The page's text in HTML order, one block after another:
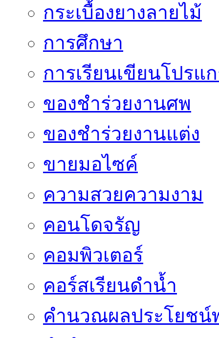
กระเบื้องยางลายไม้
การศึกษา
การเรียนเขียนโปรแ
ของชำร่วยงานศพ
ของชำร่วยงานแต่ง
ขายมอไซค์
ความสวยความงาม
คอนโดจรัญ
คอมพิวเตอร์
คอร์สเรียนดำน้ำ
คำนวณผลประโยชน์